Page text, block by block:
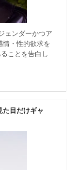
ェンダーかつア
情・性的欲求を
ことを告白し
た目だけギャ